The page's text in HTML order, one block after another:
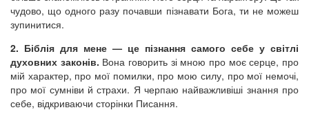
чудово, що одного разу почавши пізнавати Бога, ти не можеш
зупинитися.
2. Біблія для мене — це пізнання самого себе у світлі
духовних законів. Вона говорить зі мною про моє серце, про
мій характер, про мої помилки, про мою силу, про мої немочі,
про мої сумніви й страхи. Я черпаю найважливіші знання про
себе, відкриваючи сторінки Писання.